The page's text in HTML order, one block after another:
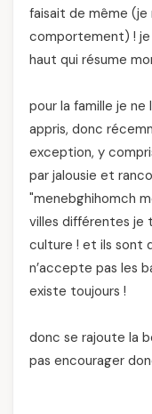
faisait de même (je
comportement) ! je
haut qui résume
pour la famille je ne
appris, donc
exception, y
par jalousie et
"menebghihomch
villes différentes je
culture ! et ils sont
n’accepte pas les
existe toujours !
donc se rajoute la
pas encourager